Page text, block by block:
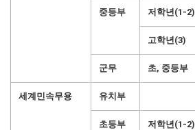
중등부 저학년(1-2)
고학년(3)
군무 초, 중등부
세계민속무용 유치부
초등부 저학년(1-2)